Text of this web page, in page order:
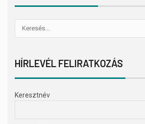
HÍRLEVÉL FELIRATKOZÁS
Keresztnév